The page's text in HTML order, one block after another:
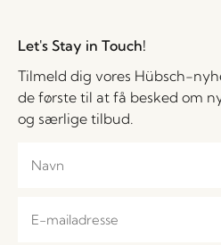
Let's Stay in Touch!
Tilmeld dig vores Hübsch-
de første til at få besked om
og særlige tilbud.